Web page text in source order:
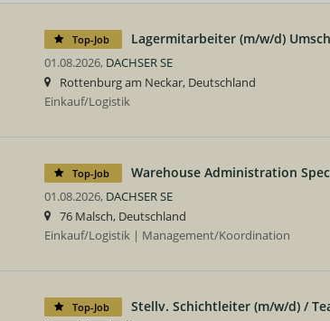
Top-Job Lagermitarbeiter (m/w/d)
01.08.2026, DACHSER SE
Rottenburg am Neckar, Deutschland
Einkauf/Logistik
Top-Job Warehouse Administration
01.08.2026, DACHSER SE
76 Malsch, Deutschland
Einkauf/Logistik | Management/Koordination
Top-Job
Stellv. Schichtleiter (m/w/d) /